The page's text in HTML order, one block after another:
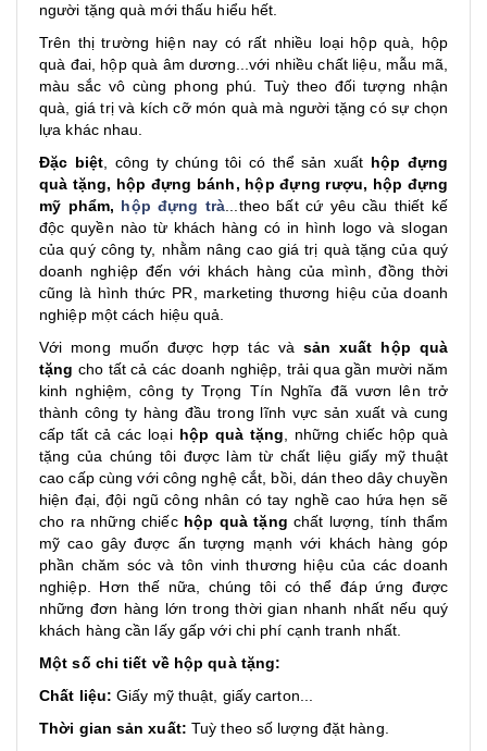
người tặng quà mới thấu hiểu hết.
Trên thị trường hiện nay có rất nhiều loại hộp quà, hộp
quà đai, hộp quà âm dương...với nhiều chất liệu, mẫu mã,
màu sắc vô cùng phong phú. Tuỳ theo đối tượng nhận
quà, giá trị và kích cỡ món quà mà người tặng có sự chọn
lựa khác nhau.
Đặc biệt , công ty chúng tôi có thể sản xuất hộp đựng
quà tặng, hộp đựng bánh, hộp đựng rượu, hộp đựng
mỹ phẩm, hộp đựng trà ...theo bất cứ yêu cầu thiết kế
độc quyền nào từ khách hàng có in hình logo và slogan
của quý công ty, nhằm nâng cao giá trị quà tặng của quý
doanh nghiệp đến với khách hàng của mình, đồng thời
cũng là hình thức PR, marketing thương hiệu của doanh
nghiệp một cách hiệu quả.
Với mong muốn được hợp tác và sản xuất hộp quà
tặng cho tất cả các doanh nghiệp, trải qua gần mười năm
kinh nghiệm, công ty Trọng Tín Nghĩa đã vươn lên trở
thành công ty hàng đầu trong lĩnh vực sản xuất và cung
cấp tất cả các loại hộp quà tặng , những chiếc hộp quà
tặng của chúng tôi được làm từ chất liệu giấy mỹ thuật
cao cấp cùng với công nghệ cắt, bồi, dán theo dây chuyền
hiện đại, đội ngũ công nhân có tay nghề cao hứa hẹn sẽ
cho ra những chiếchộp quà tặng chất lượng, tính thẩm
mỹ cao gây được ấn tượng mạnh với khách hàng góp
phần chăm sóc và tôn vinh thương hiệu của các doanh
nghiệp. Hơn thế nữa, chúng tôi có thể đáp ứng được
những đơn hàng lớn trong thời gian nhanh nhất nếu quý
khách hàng cần lấy gấp với chi phí cạnh tranh nhất.
Một số chi tiết về hộp quà tặng:
Chất liệu: Giấy mỹ thuật, giấy carton...
Thời gian sản xuất: Tuỳ theo số lượng đặt hàng.